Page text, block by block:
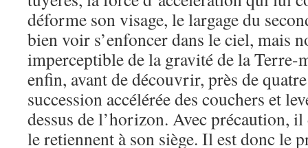
déforme son visage, le largage du
bien voir s’enfoncer dans le ciel, mais
imperceptible de la gravité de la Terre-
enfin, avant de découvrir, près de
succession accélérée des couchers et
dessus de l’horizon. Avec précaution,
le retiennent à son siège. Il est donc le